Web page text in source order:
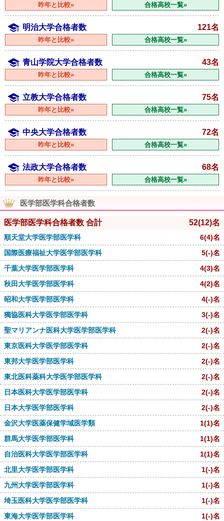
昨年と比較» 合格高校一覧»
明治大学合格者数 121名
昨年と比較» 合格高校一覧»
青山学院大学合格者数 43名
昨年と比較» 合格高校一覧»
立教大学合格者数 75名
昨年と比較» 合格高校一覧»
中央大学合格者数 72名
昨年と比較» 合格高校一覧»
法政大学合格者数 68名
昨年と比較» 合格高校一覧»
医学部医学科合格者数
医学部医学科合格者数 合計 52(12)名
順天堂大学医学部医学科 6(4)名
国際医療福祉大学医学部医学科
5(-)名
千葉大学医学部医学科
4(3)名
秋田大学医学部医学科
4(2)名
昭和大学医学部医学科
4(-)名
獨協医科大学医学部医学科
3(-)名
聖マリアンナ医科大学医学部医学科
2(-)名
東京医科大学医学部医学科
2(-)名
東邦大学医学部医学科
2(-)名
東北医科薬科大学医学部医学科
2(-)名
日本医科大学医学部医学科
2(-)名
日本大学医学部医学科
2(-)名
金沢大学医薬保健学域医学類
1(1)名
群馬大学医学部医学科
1(1)名
自治医科大学医学部医学科
1(1)名
北里大学医学部医学科
1(-)名
九州大学医学部医学科
1(-)名
埼玉医科大学医学部医学科
1(-)名
東海大学医学部医学科
1(-)名